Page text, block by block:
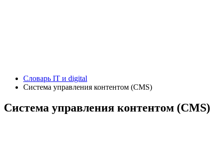
Словарь IT и digital
Система управления контентом (CMS)
Система управления контентом (CMS)